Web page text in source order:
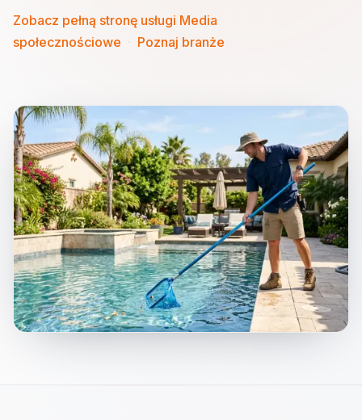
Zobacz pełną stronę usługi Media
społecznościowe
Poznaj branże